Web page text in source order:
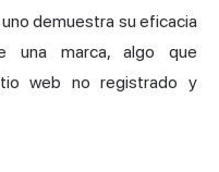
demuestra su eficacia
una marca, algo que
web no registrado y